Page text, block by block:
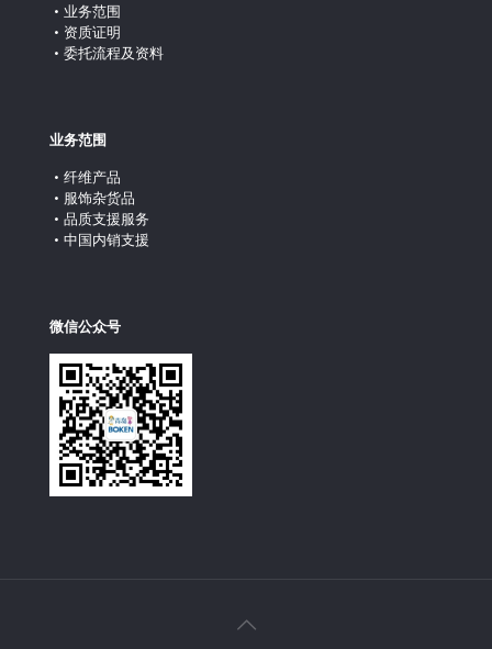
业务范围
资质证明
委托流程及资料
业务范围
纤维产品
服饰杂货品
品质支援服务
中国内销支援
微信公众号